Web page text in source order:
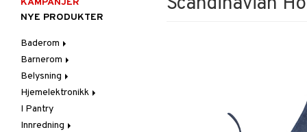
KAMPANJER
NYE PRODUKTER
Baderom
Baderomsinnredning
Baderomstekstiler
Baderomstilbehør
Barnerom
Barnelamper
Barnemøbler
Barneromsdekorasjon
Barneromsoppbevaring
Belysning
Belysningstilbehør
Innelamper
Bordlamper
LED-lys
Hjemelektronikk
Lyd
I Pantry
Innredning